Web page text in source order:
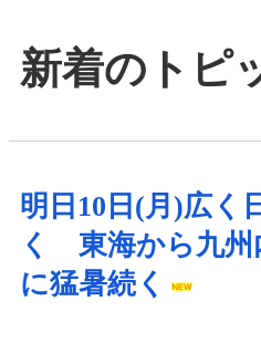
新着のトピ
明日10日(月)広く
く 東海から九州
に猛暑続く